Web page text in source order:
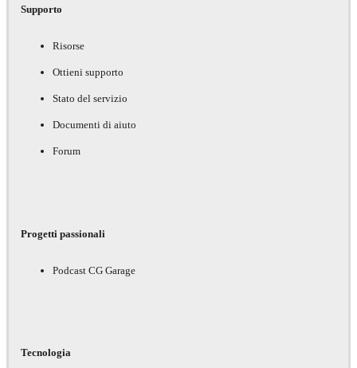
Supporto
Risorse
Ottieni supporto
Stato del servizio
Documenti di aiuto
Forum
Progetti passionali
Podcast CG Garage
Tecnologia